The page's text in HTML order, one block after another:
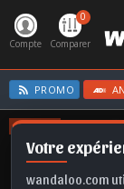
Votre
wandaloo.com
Compte
0
Comparer
PROMO
OFFRES
CLIO E-